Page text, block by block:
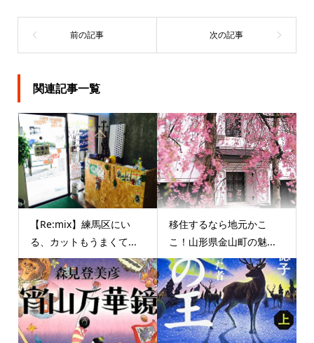
関連記事一覧
【Re:mix】練馬区にい
る、カットもうまくて...
移住するなら地元かこ
こ！山形県金山町の魅...